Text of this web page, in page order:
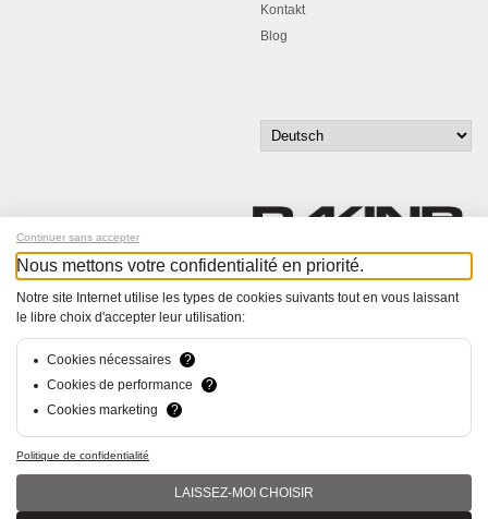
Kontakt
Blog
© Bucher+Walt 2011-2026
hsolutions.ch
Continuer sans accepter
Nous mettons votre confidentialité en priorité.
Notre site Internet utilise les types de cookies suivants tout en vous laissant
le libre choix d'accepter leur utilisation:
Cookies nécessaires
?
Cookies de performance
?
Cookies marketing
?
Politique de confidentialité
LAISSEZ-MOI CHOISIR